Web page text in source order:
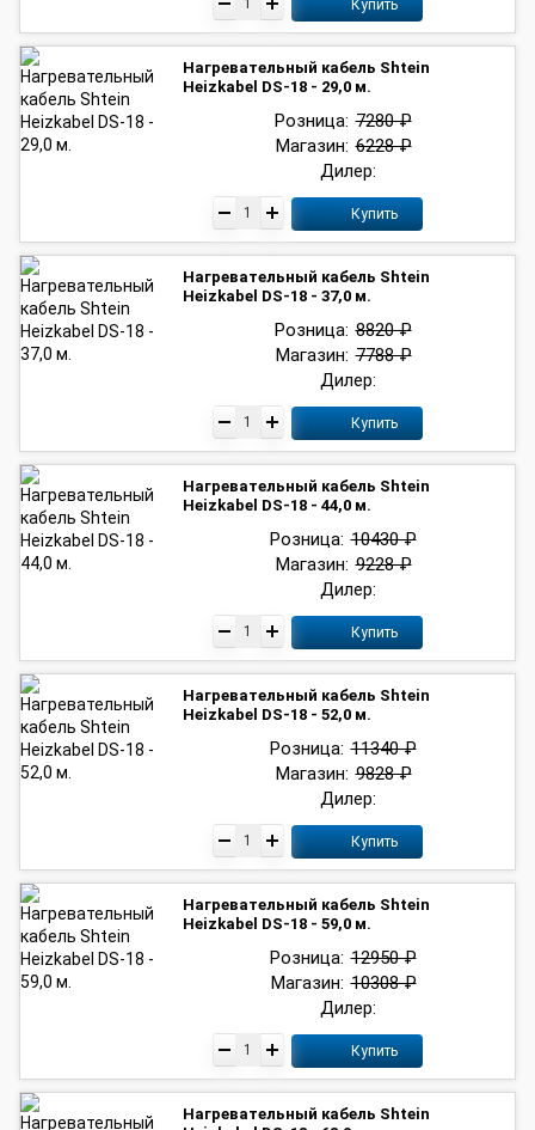
Купить
Нагревательный кабель Shtein
Heizkabel DS-18 - 29,0 м.
Дилер:
Розница: 7280 ₽
Магазин: 6228 ₽
Купить
Нагревательный кабель Shtein
Heizkabel DS-18 - 37,0 м.
Дилер:
Розница: 8820 ₽
Магазин: 7788 ₽
Купить
Нагревательный кабель Shtein
Heizkabel DS-18 - 44,0 м.
Дилер:
Розница: 10430 ₽
Магазин: 9228 ₽
Купить
Нагревательный кабель Shtein
Heizkabel DS-18 - 52,0 м.
Дилер:
Розница: 11340 ₽
Магазин: 9828 ₽
Купить
Нагревательный кабель Shtein
Heizkabel DS-18 - 59,0 м.
Дилер:
Розница: 12950 ₽
Магазин: 10308 ₽
Купить
Нагревательный кабель Shtein